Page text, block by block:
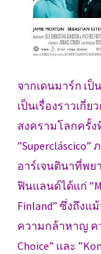
จากเดนมาร์ก เป็
เป็นเรื่องราวเกี่
สงครามโลกครั้ง
อาร์เจนตินาที่พ
ฟินแลนด์ได้แก่
Finland” ซึ่งถึง
ความกล้าหาญ ค
Choice” และ